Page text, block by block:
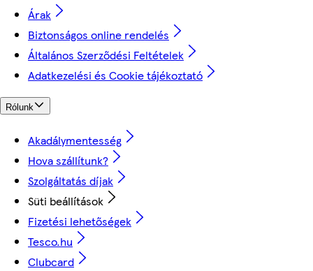
Árak
Biztonságos online rendelés
Általános Szerződési Feltételek
Adatkezelési és Cookie tájékoztató
Rólunk
Akadálymentesség
Hova szállítunk?
Szolgáltatás díjak
Süti beállítások
Fizetési lehetőségek
Tesco.hu
Clubcard